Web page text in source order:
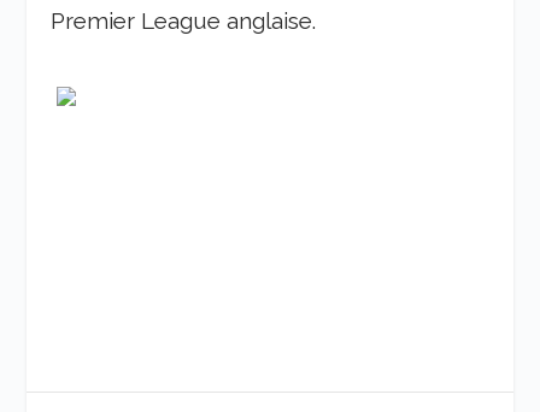
Premier League anglaise.